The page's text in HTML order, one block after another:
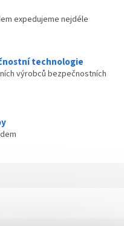
expedujeme nejdéle
technologie
výrobců bezpečnostních